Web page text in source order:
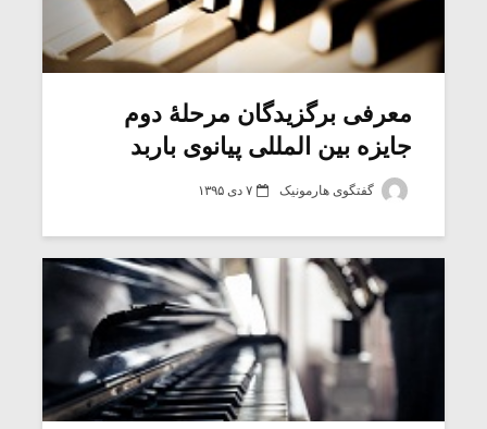
معرفی برگزیدگان مرحلۀ دوم
جایزه بین المللی پیانوی باربد
گفتگوی هارمونیک ۷ دی ۱۳۹۵
میکلوش روژا موریس ژار